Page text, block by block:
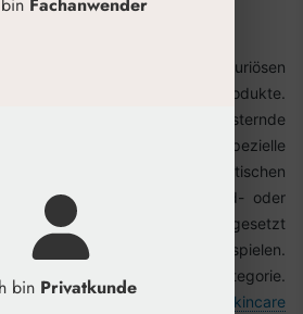
Adhäsion und des luxuriösen
prädestiniert für Leave-on-Produkte.
Seren, aufpolsternde
Nachtmasken sowie spezielle
Anwendung nach ästhetischen
Treatment Care). Auch in Hand- oder
häufigeren Belastung ausgesetzt
überlegene Haftfähigkeit ausspielen.
Auf die Produktkategorie.
finden Sie in unserer
Skincare
bin Privatkunde